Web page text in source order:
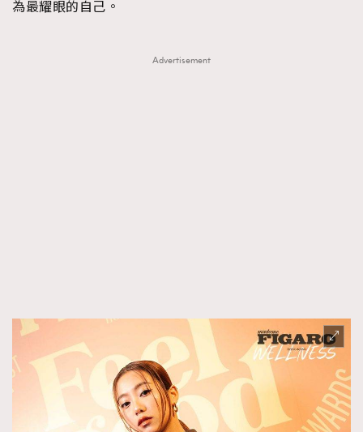
為最耀眼的自己。
Advertisement